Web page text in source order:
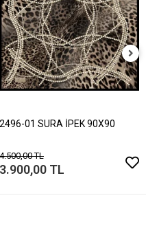
2496-01 SURA İPEK 90X90
4.500,00 TL
3.900,00 TL